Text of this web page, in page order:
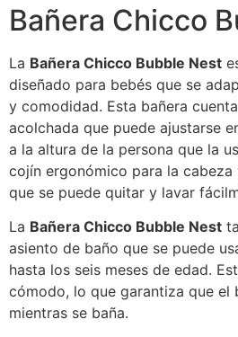
Bañera Chicco
La Bañera Chicco Bubble Nest
diseñado para bebés que se
y comodidad. Esta bañera
acolchada que puede ajustarse
a la altura de la persona que la
cojín ergonómico para la
que se puede quitar y lavar
La Bañera Chicco Bubble Nest
asiento de baño que se puede
hasta los seis meses de edad.
cómodo, lo que garantiza que el
mientras se baña.